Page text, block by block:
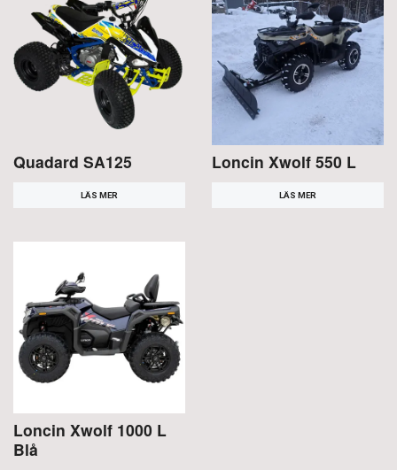
Quadard SA125
LÄS MER
Loncin Xwolf 550 L
LÄS MER
Loncin Xwolf 1000 L
Blå